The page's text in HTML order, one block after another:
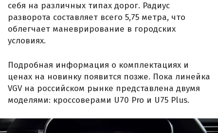
себя на различных типах дорог. Радиус
разворота составляет всего 5,75 метра, что
облегчает маневрирование в городских
условиях.
Подробная информация о комплектациях и
ценах на новинку появится позже. Пока линейка
VGV на российском рынке представлена двумя
моделями: кроссоверами U70 Pro и U75 Plus.